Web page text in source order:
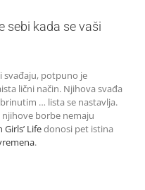
sebi kada se vaši
svađaju, potpuno je
lični način. Njihova svađa
… lista se nastavlja.
borbe nemaju
Lifedonosi pet istina
.